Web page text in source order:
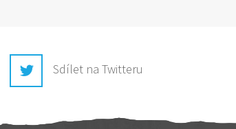
Sdílet na Twitteru